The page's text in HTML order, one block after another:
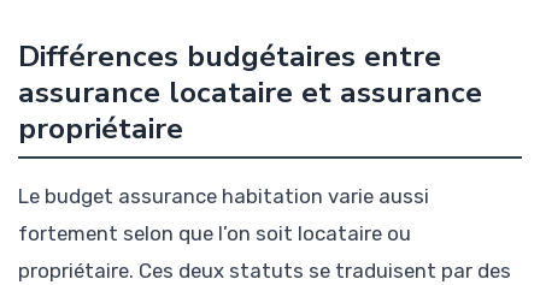
Différences budgétaires entre
assurance locataire et assurance
propriétaire
Le budget assurance habitation varie aussi
fortement selon que l’on soit locataire ou
propriétaire. Ces deux statuts se traduisent par des